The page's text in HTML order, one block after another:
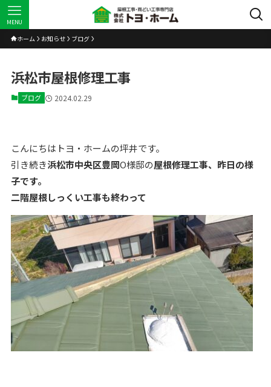
MENU
ホーム お知らせ ブログ
浜松市屋根修理工事
ブログ 2024.02.29
こんにちはトヨ・ホームの坪井です。
引き続き浜松市中央区豊岡O様邸の屋根修理工事、昨日の様
子です。
二階屋根しっくい工事も終わって